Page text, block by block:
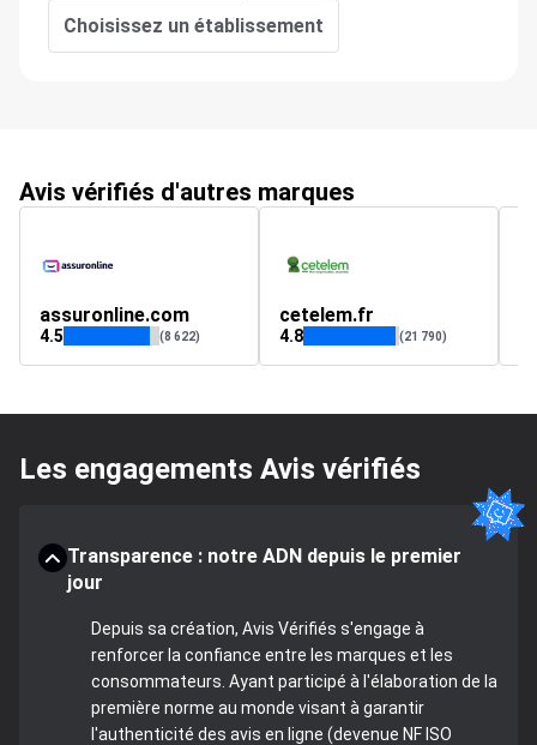
Choisissez un établissement
Avis vérifiés d'autres marques
assuronline.com
4.5 (8 622)
cetelem.fr
4.8 (21 790)
Les engagements Avis vérifiés
Transparence : notre ADN depuis le premier
jour
Depuis sa création, Avis Vérifiés s'engage à
renforcer la confiance entre les marques et les
consommateurs. Ayant participé à l'élaboration de la
première norme au monde visant à garantir
l'authenticité des avis en ligne (devenue NF ISO